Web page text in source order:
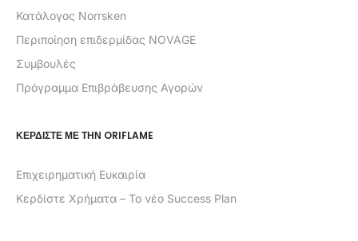
Κατάλογος Norrsken
Περιποίηση επιδερμίδας NOVAGE
Συμβουλές
Πρόγραμμα Επιβράβευσης Αγορών
ΚΕΡΔΊΣΤΕ ΜΕ ΤΗΝ ORIFLAME
Επιχειρηματική Ευκαιρία
Κερδίστε Χρήματα – Το νέο Success Plan